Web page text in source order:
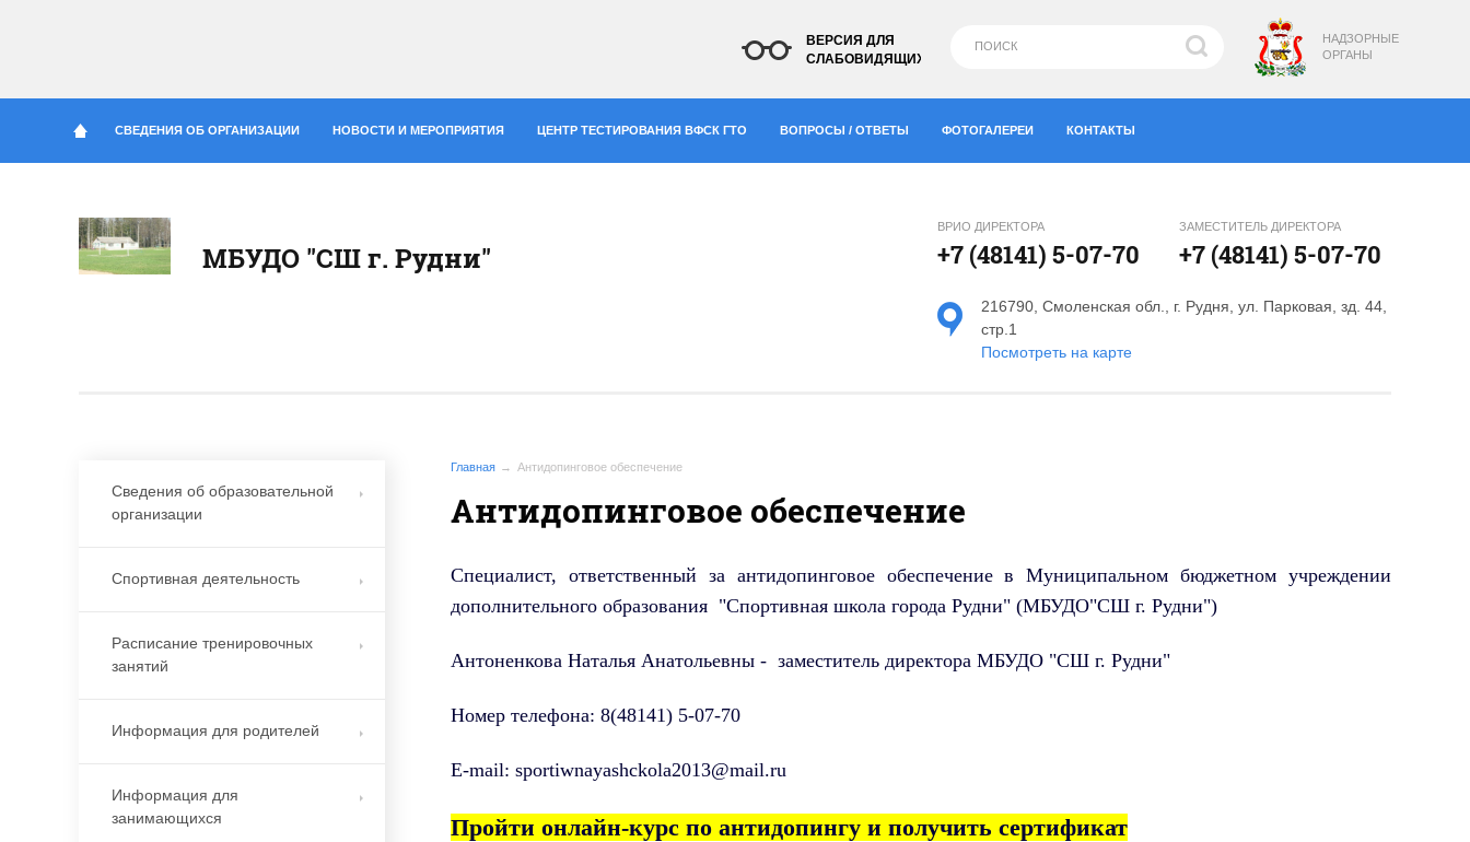
НАДЗОРНЫЕ
ОРГАНЫ
ВЕРСИЯ ДЛЯ
СЛАБОВИДЯЩИХ
СВЕДЕНИЯ ОБ ОРГАНИЗАЦИИ НОВОСТИ И МЕРОПРИЯТИЯ ЦЕНТР ТЕСТИРОВАНИЯ ВФСК ГТО ВОПРОСЫ / ОТВЕТЫ ФОТОГАЛЕРЕИ КОНТАКТЫ
МБУДО "СШ г. Рудни"
ВРИО ДИРЕКТОРА
+7 (48141) 5-07-70
ЗАМЕСТИТЕЛЬ ДИРЕКТОРА
+7 (48141) 5-07-70
216790, Смоленская обл., г. Рудня, ул. Парковая, зд. 44,
стр.1
Посмотреть на карте
Главная Антидопинговое обеспечение
Антидопинговое обеспечение
Специалист, ответственный за антидопинговое обеспечение в Муниципальном бюджетном учреждении
дополнительного образования "Спортивная школа города Рудни" (МБУДО"СШ г. Рудни")
Антоненкова Наталья Анатольевны - заместитель директора МБУДО "СШ г. Рудни"
Номер телефона: 8(48141) 5-07-70
E-mail: sportiwnayashckola2013@mail.ru
Пройти онлайн-курс по антидопингу и получить сертификат
Сведения об образовательной
организации
Спортивная деятельность
Расписание тренировочных
занятий
Информация для родителей
Информация для
занимающихся